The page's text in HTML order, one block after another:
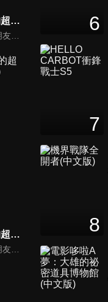
Hello Kitty與好朋友的超可愛大冒險S1(中文版)
歡迎來到Hello Kitty與好朋友的超可愛大冒險!與Hello Kitty, 大眼蛙, 酷企鵝, 美樂蒂, 布丁狗還有酷洛米, 準備和朋友們一起經歷有趣的冒險吧!
Hello Kitty與好朋友的超可愛大冒險S6(中文版)
歡迎來到Hello Kitty與好朋友的超可愛大冒險!與Hello Kitty, 大眼蛙, 酷企鵝, 美樂蒂, 布丁狗還有酷洛米, 準備和朋友們一起經歷有趣的冒險吧!
6
7
8